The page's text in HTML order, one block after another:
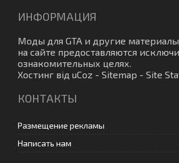
ИНФОРМАЦИЯ
Моды для GTA и другие
на сайте предоставляются
ознакомительных целях.
Хостинг від uCoz - Sitemap - Site
КОНТАКТЫ
Размещение рекламы
Написать нам